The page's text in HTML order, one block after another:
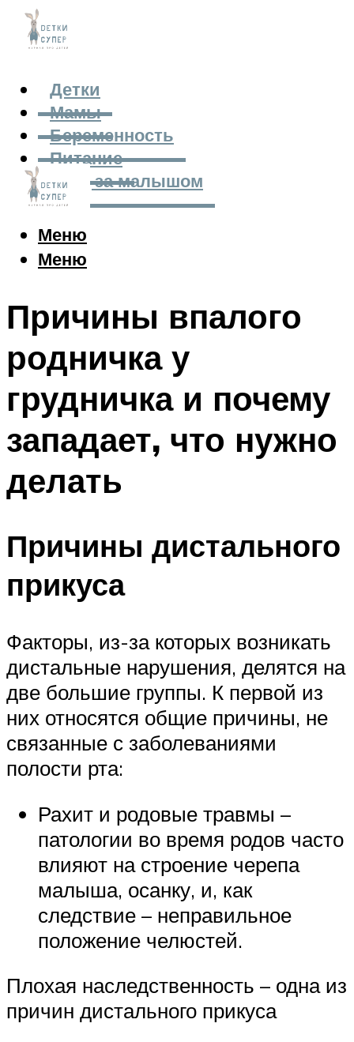
Детки
Мамы
Беременность
Питание
Уход за малышом
Меню
Меню
Причины впалого
родничка у
грудничка и почему
западает, что нужно
делать
Причины дистального
прикуса
Факторы, из-за которых возникать
дистальные нарушения, делятся на
две большие группы. К первой из
них относятся общие причины, не
связанные с заболеваниями
полости рта:
Рахит и родовые травмы –
патологии во время родов часто
влияют на строение черепа
малыша, осанку, и, как
следствие – неправильное
положение челюстей.
Плохая наследственность – одна из
причин дистального прикуса